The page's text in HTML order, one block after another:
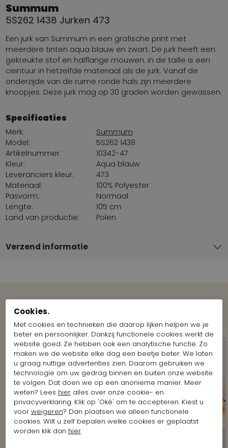
Summum
5S262 1438 Jurken 473
Een jurk van Summum in een grafische print met
meerdere tinten aqua blauw en zwart. De jurk heeft een
gekreukte stof en halflange mouwen. in de taille is een
ceintuur in hetzelfde materiaal als de jurk. Vanaf de
onderzijde van de ruime ronde hals zijn meerdere
knoopjes. Deze jurk mag op 30 graden worden gewassen.
Specificaties
Merk:
Summum
Model:
5S262 1438
Artikelnummer:
10342-47
Kleur:
Aqua blauw
Leveranciers kleur:
473
Materiaal:
100% Polyester
Pasvorm::
Normaal
Lengte:
105 cm
Land van productie:
Polen
Verzend informatie
Cookies.
Met cookies en technieken die daarop lijken helpen we je
beter en persoonlijker. Dankzij functionele cookies werkt de
website goed. Ze hebben ook een analytische functie. Zo
maken we de website elke dag een beetje beter. We laten
u graag nuttige advertenties zien. Daarom gebruiken we
technologie om uw gedrag binnen en buiten onze website
te volgen. Dat doen we op een anonieme manier. Meer
weten? Lees hieralles over onze cookie- en
privacyverklaring. Klik op 'Oké' om te accepteren. Kiest u
voor weigeren? Dan plaatsen we alleen functionele
cookies. Wilt u zelf bepalen welke cookies er geplaatst
worden klik dan hier.